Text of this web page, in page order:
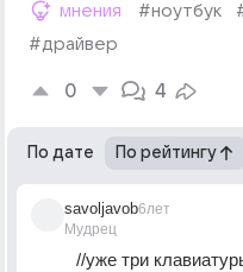
мнения #ноутбук
#драйвер
0 4
По дате По рейтингу
savoljavob
Мудрец
6лет
//уже три